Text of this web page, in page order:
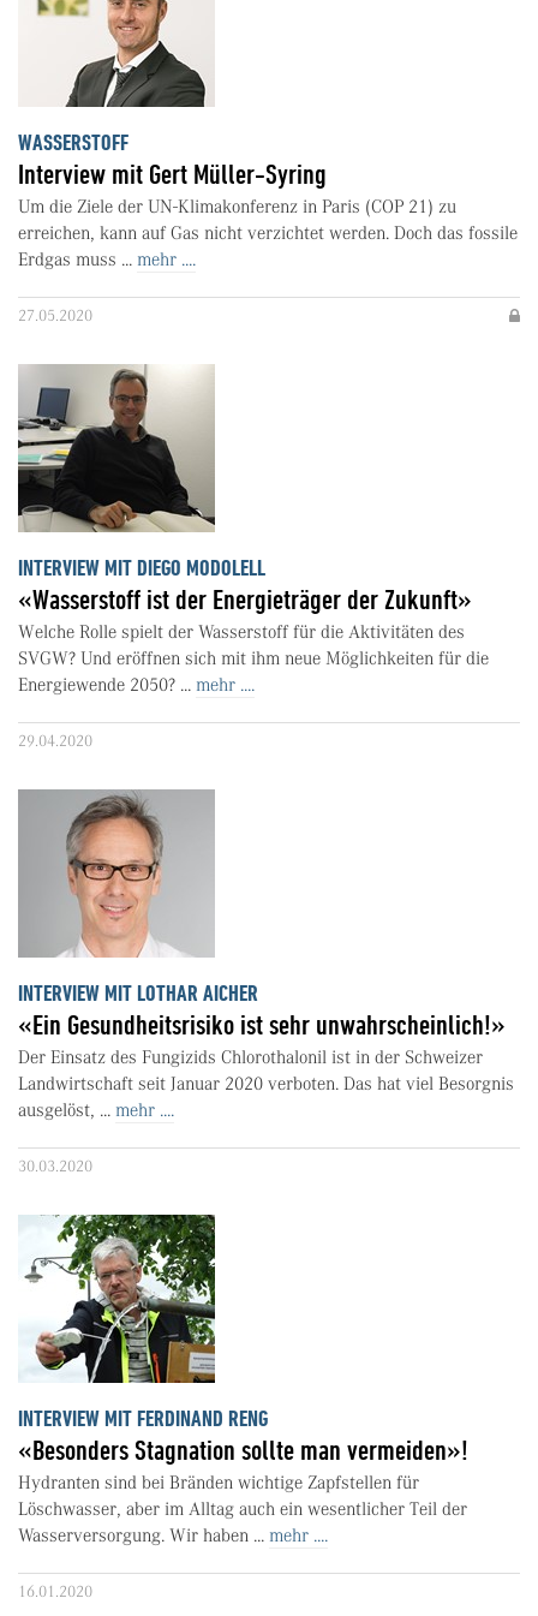
WASSERSTOFF
Interview mit Gert Müller-Syring
Um die Ziele der UN-Klimakonferenz in Paris (COP 21) zu
erreichen, kann auf Gas nicht verzichtet werden. Doch das fossile
Erdgas muss ... mehr ....
27.05.2020
INTERVIEW MIT DIEGO MODOLELL
«Wasserstoff ist der Energieträger der Zukunft»
Welche Rolle spielt der Wasserstoff für die Aktivitäten des
SVGW? Und eröffnen sich mit ihm neue Möglichkeiten für die
Energiewende 2050? ... mehr ....
29.04.2020
INTERVIEW MIT LOTHAR AICHER
«Ein Gesundheitsrisiko ist sehr unwahrscheinlich!»
Der Einsatz des Fungizids Chlorothalonil ist in der Schweizer
Landwirtschaft seit Januar 2020 verboten. Das hat viel Besorgnis
ausgelöst, ... mehr ....
30.03.2020
INTERVIEW MIT FERDINAND RENG
«Besonders Stagnation sollte man vermeiden»!
Hydranten sind bei Bränden wichtige Zapfstellen für
Löschwasser, aber im Alltag auch ein wesentlicher Teil der
Wasserversorgung. Wir haben ... mehr ....
16.01.2020